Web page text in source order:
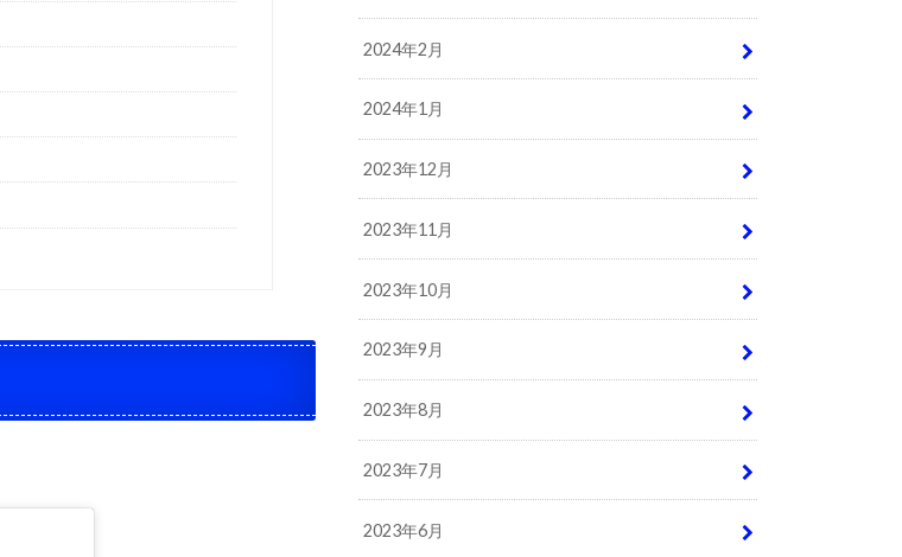
2024年2月
2024年1月
2023年12月
2023年11月
2023年10月
2023年9月
2023年8月
2023年7月
2023年6月